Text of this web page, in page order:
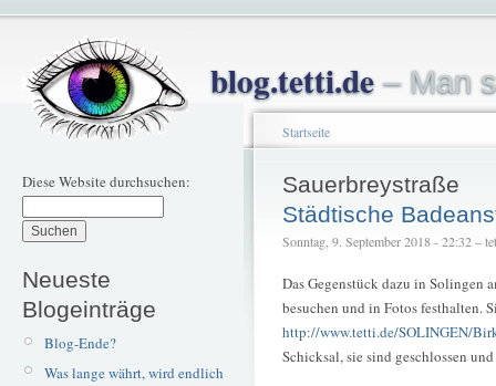
blog.tetti.de– Man
Diese Website durchsuchen:
Neueste
Blogeinträge
Blog-Ende?
Was lange währt, wird endlich
Startseite
Sauerbreystraße
Städtische
Sonntag, 9. September 2018 - 22:32 –
Das Gegenstück dazu in Solingen
besuchen und in Fotos festhalten.
http://www.tetti.de/SOLINGEN/
Schicksal, sie sind geschlossen